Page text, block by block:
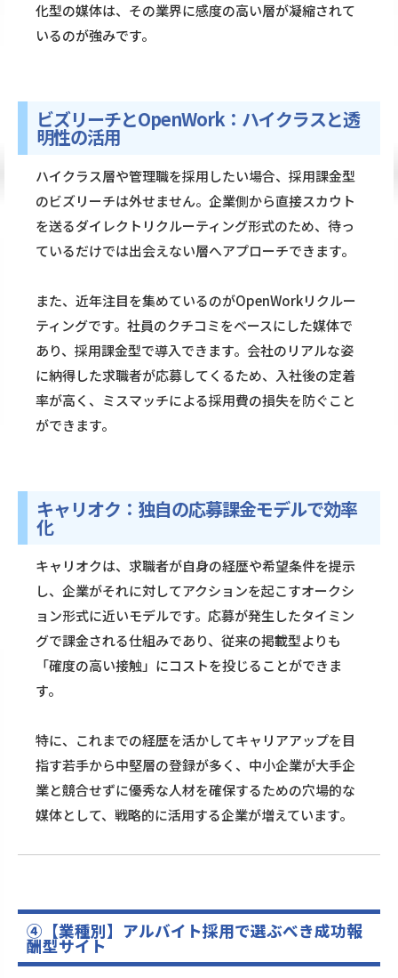
化型の媒体は、その業界に感度の高い層が凝縮されて
いるのが強みです。
ビズリーチとOpenWork：ハイクラスと透
明性の活用
ハイクラス層や管理職を採用したい場合、採用課金型
のビズリーチは外せません。企業側から直接スカウト
を送るダイレクトリクルーティング形式のため、待っ
ているだけでは出会えない層へアプローチできます。
また、近年注目を集めているのがOpenWorkリクルー
ティングです。社員のクチコミをベースにした媒体で
あり、採用課金型で導入できます。会社のリアルな姿
に納得した求職者が応募してくるため、入社後の定着
率が高く、ミスマッチによる採用費の損失を防ぐこと
ができます。
キャリオク：独自の応募課金モデルで効率
化
キャリオクは、求職者が自身の経歴や希望条件を提示
し、企業がそれに対してアクションを起こすオークシ
ョン形式に近いモデルです。応募が発生したタイミン
グで課金される仕組みであり、従来の掲載型よりも
「確度の高い接触」にコストを投じることができま
す。
特に、これまでの経歴を活かしてキャリアアップを目
指す若手から中堅層の登録が多く、中小企業が大手企
業と競合せずに優秀な人材を確保するための穴場的な
媒体として、戦略的に活用する企業が増えています。
④【業種別】アルバイト採用で選ぶべき成功報
酬型サイト